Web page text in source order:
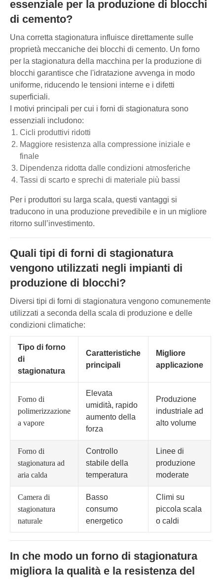
essenziale per la produzione di blocchi
di cemento?
Una corretta stagionatura influisce direttamente sulle
proprietà meccaniche dei blocchi di cemento. Un forno
per la stagionatura della macchina per la produzione di
blocchi garantisce che l'idratazione avvenga in modo
uniforme, riducendo le tensioni interne e i difetti
superficiali.
I motivi principali per cui i forni di stagionatura sono
essenziali includono:
Cicli produttivi ridotti
Maggiore resistenza alla compressione iniziale e
finale
Dipendenza ridotta dalle condizioni atmosferiche
Tassi di scarto e sprechi di materiale più bassi
Per i produttori su larga scala, questi vantaggi si
traducono in una produzione prevedibile e in un migliore
ritorno sull’investimento.
Quali tipi di forni di stagionatura
vengono utilizzati negli impianti di
produzione di blocchi?
Diversi tipi di forni di stagionatura vengono comunemente
utilizzati a seconda della scala di produzione e delle
condizioni climatiche:
Tipo di forno
di
stagionatura
Caratteristiche
principali
Migliore
applicazione
Forno di
polimerizzazione
a vapore
Elevata
umidità, rapido
aumento della
forza
Produzione
industriale ad
alto volume
Forno di
stagionatura ad
aria calda
Controllo
stabile della
temperatura
Linee di
produzione
moderate
Camera di
stagionatura
naturale
Basso
consumo
energetico
Climi su
piccola scala
o caldi
In che modo un forno di stagionatura
migliora la qualità e la resistenza del